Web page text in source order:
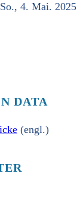
4. Mai. 2025
DATA
(engl.)